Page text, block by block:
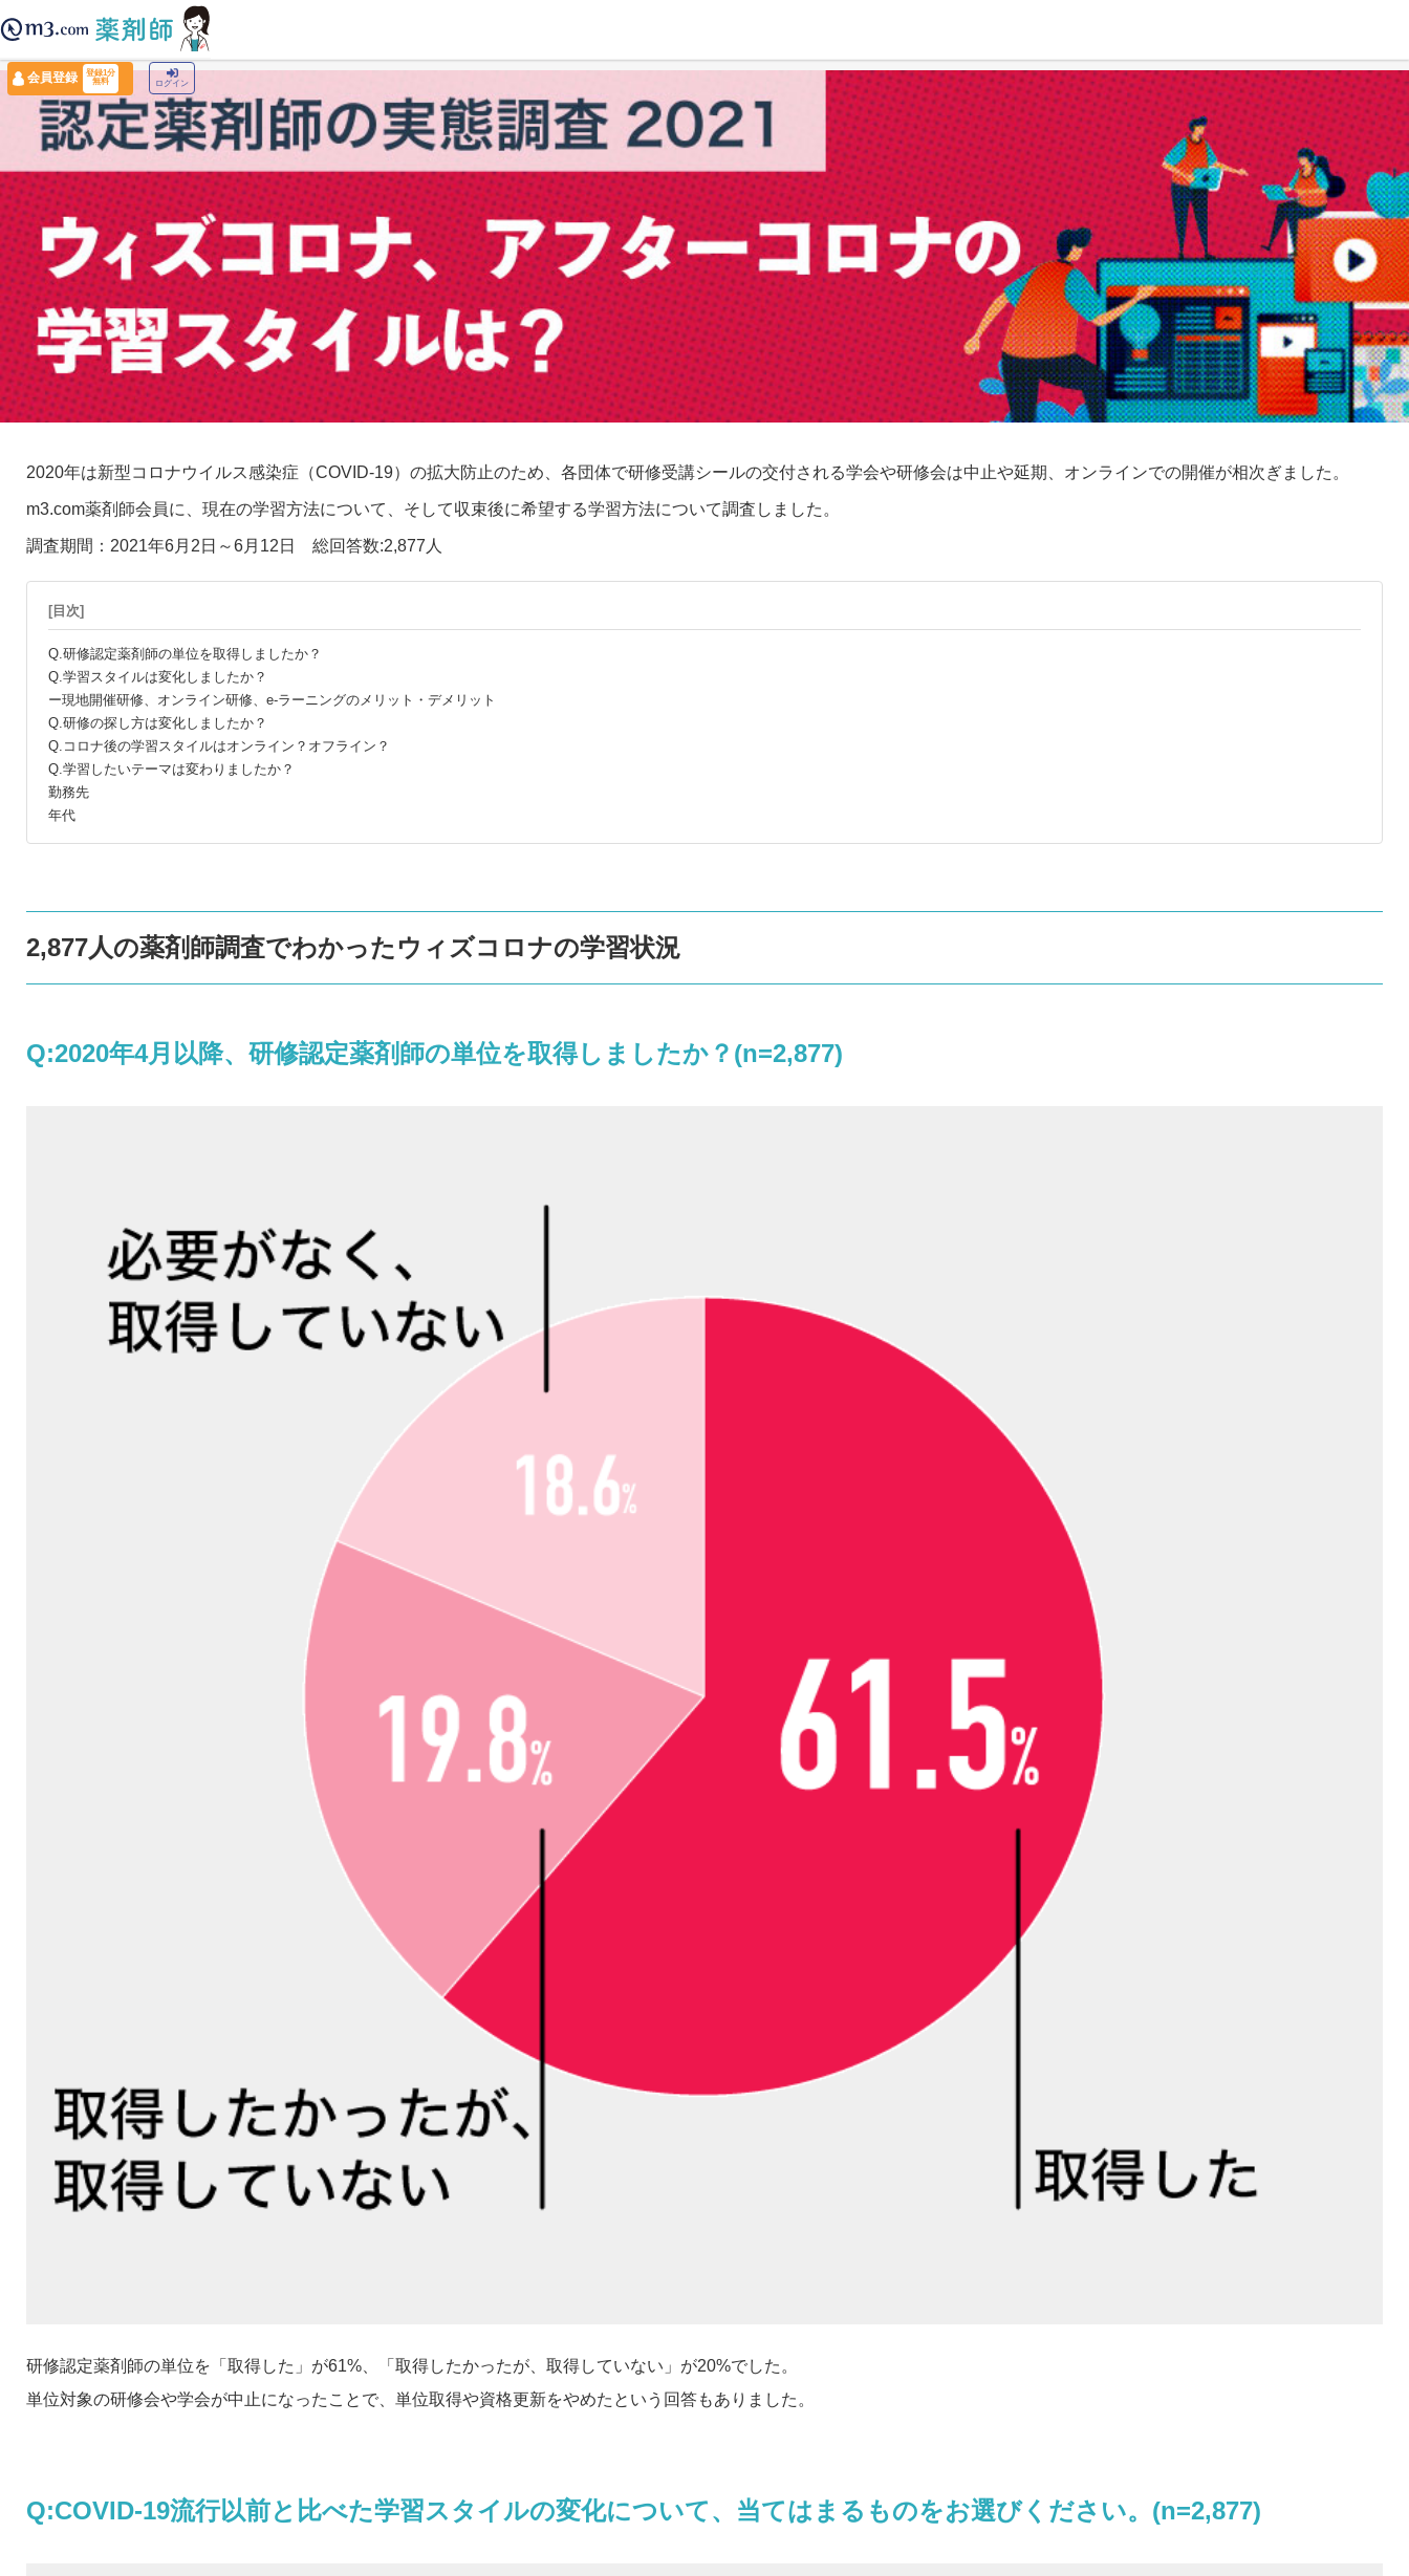
会員登録
登録1分
無料
ログイン
› 認定薬剤師の実態調査2021
2020年は新型コロナウイルス感染症（COVID-19）の拡大防止のため、各団体で研修受講シールの交付される学会や研修会は中止や延期、オンラインでの開催が相次ぎました。
m3.com薬剤師会員に、現在の学習方法について、そして収束後に希望する学習方法について調査しました。
調査期間：2021年6月2日～6月12日 総回答数:2,877人
[目次]
Q.研修認定薬剤師の単位を取得しましたか？
Q.学習スタイルは変化しましたか？
ー現地開催研修、オンライン研修、e-ラーニングのメリット・デメリット
Q.研修の探し方は変化しましたか？
Q.コロナ後の学習スタイルはオンライン？オフライン？
Q.学習したいテーマは変わりましたか？
勤務先
年代
2,877人の薬剤師調査でわかったウィズコロナの学習状況
Q:2020年4月以降、研修認定薬剤師の単位を取得しましたか？(n=2,877)
研修認定薬剤師の単位を「取得した」が61%、「取得したかったが、取得していない」が20%でした。
単位対象の研修会や学会が中止になったことで、単位取得や資格更新をやめたという回答もありました。
Q:COVID-19流行以前と比べた学習スタイルの変化について、当てはまるものをお選びください。(n=2,877)